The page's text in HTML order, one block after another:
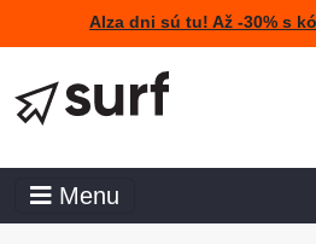
Alza dni sú tu! Až -30% s
Menu